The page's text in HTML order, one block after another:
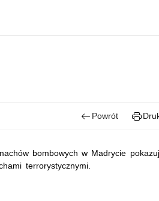
Powrót
bombowych w Madrycie
terrorystycznymi.